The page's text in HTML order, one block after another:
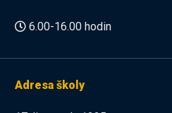
6.00-16.00 hodin
Adresa školy